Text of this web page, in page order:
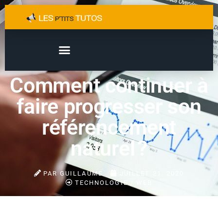
Comment continuer à
faire progresser son
référencement
naturel ?
PARGUILLAUME
TECHNOLOGIE / WEB